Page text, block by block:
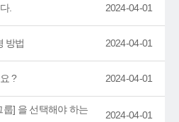
. 2024-04-01
방법 2024-04-01
? 2024-04-01
] 을 선택해야 하는
2024-04-01